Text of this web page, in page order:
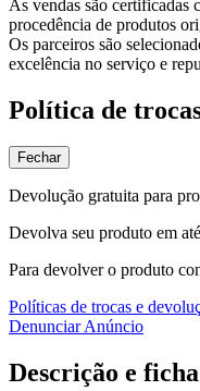
As vendas são certificadas
procedência de produtos
Os parceiros são
excelência no serviço e
Política de
Fechar
Devolução gratuita para
Devolva seu produto em
Para devolver o produto
Políticas de trocas e
Denunciar Anúncio
Descrição e